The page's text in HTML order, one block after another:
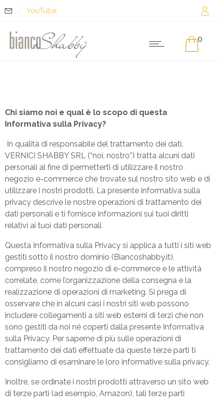
YouTube
0
Chi siamo noi e qual è lo scopo di questa
Informativa sulla Privacy?
In qualità di responsabile del trattamento dei dati,
VERNICI SHABBY SRL (“noi, nostro”) tratta alcuni dati
personali al fine di permetterti di utilizzare il nostro
negozio e-commerce che trovate sul nostro sito web e di
utilizzare i nostri prodotti. La presente informativa sulla
privacy descrive le nostre operazioni di trattamento dei
dati personali e ti fornisce informazioni sui tuoi diritti
relativi ai tuoi dati personali.
Questa Informativa sulla Privacy si applica a tutti i siti web
gestiti sotto il nostro dominio (Biancoshabby.it),
compreso il nostro negozio di e-commerce e le attività
correlate, come l’organizzazione della consegna e la
realizzazione di operazioni di marketing. Si prega di
osservare che in alcuni casi i nostri siti web possono
includere collegamenti a siti web esterni di terzi che non
sono gestiti da noi né coperti dalla presente Informativa
sulla Privacy. Per saperne di più sulle operazioni di
trattamento dei dati effettuate da queste terze parti ti
consigliamo di esaminare le loro informative sulla privacy.
Inoltre, se ordinate i nostri prodotti attraverso un sito web
di terze parti (ad esempio, Amazon), tali terze parti